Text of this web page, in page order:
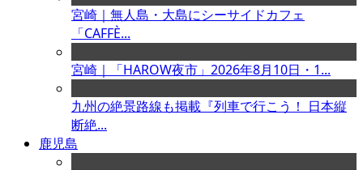
宮崎｜無人島・大島にシーサイドカフェ
「CAFFÈ...
宮崎｜「HAROW夜市」2026年8月10日・1...
九州の絶景路線も掲載『列車で行こう！ 日本縦
断絶...
鹿児島